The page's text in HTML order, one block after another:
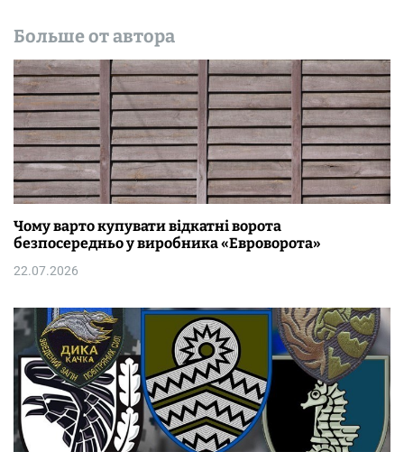
Больше от автора
Чому варто купувати відкатні ворота
безпосередньо у виробника «Евроворота»
22.07.2026